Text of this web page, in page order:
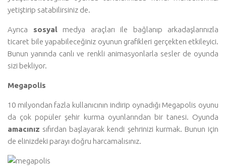
yetiştirip satabilirsiniz de.
Ayrıca sosyalmedya araçları ile bağlanıp arkadaşlarınızla
ticaret bile yapabileceğiniz oyunun grafikleri gerçekten etkileyici.
Bunun yanında canlı ve renkli animasyonlarla sesler de oyunda
sizi bekliyor.
Megapolis
10 milyondan fazla kullanıcının indirip oynadığı Megapolis oyunu
da çok popüler şehir kurma oyunlarından bir tanesi. Oyunda
amacınız sıfırdan başlayarak kendi şehrinizi kurmak. Bunun için
de elinizdeki parayı doğru harcamalısınız.